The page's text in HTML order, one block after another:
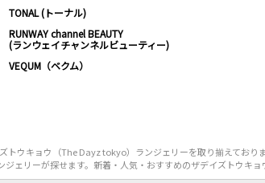
TONAL (トーナル)
RUNWAY channel BEAUTY
(ランウェイチャンネルビューティー)
VEQUM（ベクム）
ウキョウ（The Dayz tokyo）ランジェリーを取り揃えてお
ェリーが探せます。新着・人気・おすすめのザデイズトウキ